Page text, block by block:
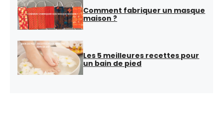
Comment fabriquer un masque
maison ?
Les 5 meilleures recettes pour
un bain de pied